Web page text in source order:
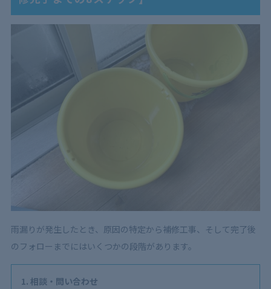
3
雨漏り調査〜補修の総額費用事例【見積り料金内訳
事例1：外壁クラックの雨漏りを23万円で解決したケー
事例2：金属屋根の勾配不足による雨漏り
4 雨漏り調査の依頼前に覚えておきたい注意点4つ
4.3
雨漏り調査と修理作業の費用見積りが別の場合も
5.1調査だけでなく修理対応まで自社対応の業者を選ぶ
5.2
近くの業者を選ぶ
5.4複数業者の見積もりを比較する
雨漏りが発生したとき、原因の特定から補修工事、そして完了後
のフォローまでにはいくつかの段階があります。
相談・問い合わせ